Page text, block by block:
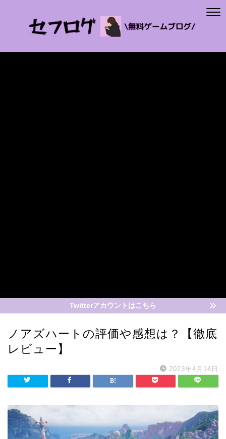
Twitterアカウントはこちら
ノアズハートの評価や感想は？【徹底
レビュー】
2023年4月14日